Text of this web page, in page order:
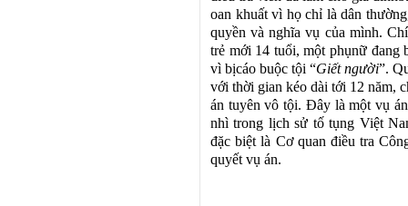
oan khuất vì họ chỉ là dân
quyền và nghĩa vụ của mình.
trẻ mới 14 tuổi, một phụnữ đang
vì bịcáo buộc tội “Giết người”.
với thời gian kéo dài tới 12 năm,
án tuyên vô tội. Đây là một vụ
nhì trong lịch sử tố tụng Việt
đặc biệt là Cơ quan điều tra
quyết vụ án.